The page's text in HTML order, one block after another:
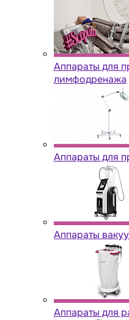
Аппараты для
лимфодренажа
Аппараты для
Аппараты
Аппараты для